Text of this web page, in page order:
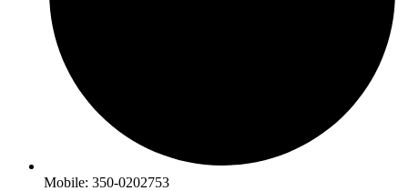
Mobile: 350-0202753